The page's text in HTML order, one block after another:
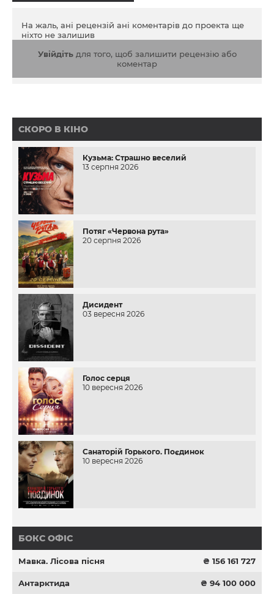
На жаль, ані рецензій ані коментарів до проекта ще
ніхто не залишив
Увійдітьдля того, щоб залишити рецензію або
коментар
СКОРО В КІНО
Кузьма: Страшно веселий
13 серпня 2026
Потяг «Червона рута»
20 серпня 2026
Дисидент
03 вересня 2026
Голос серця
10 вересня 2026
Санаторій Горького. Поєдинок
10 вересня 2026
БОКС ОФІС
Мавка. Лісова пісня ₴ 156 161 727
Антарктида ₴ 94 100 000